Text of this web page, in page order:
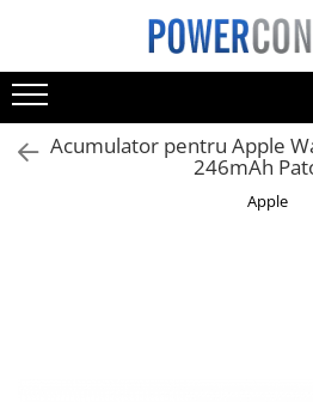
Toate Produsele
Sisteme filtrare apa
Sisteme filtrare apa
Acumulator pentru Apple
246mAh
Apple